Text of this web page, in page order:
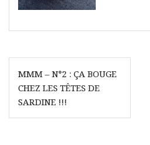
Navigation
de
l’article
MMM – N°2 : ÇA BOUGE
CHEZ LES TÊTES DE
SARDINE !!!